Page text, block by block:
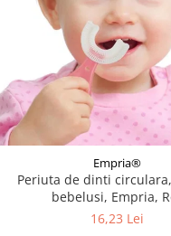
Empria®
Periuta de dinti
bebelusi, Empria,
16,23 Lei